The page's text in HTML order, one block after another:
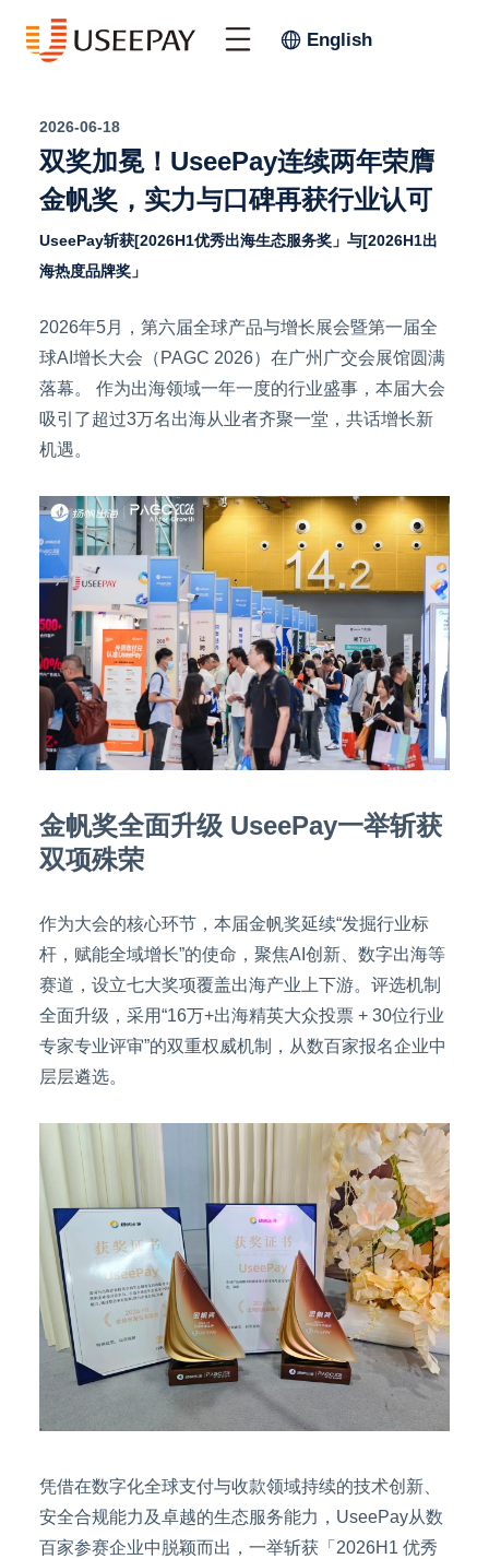
English
2026-06-18
双奖加冕！UseePay连续两年荣膺
金帆奖，实力与口碑再获行业认可
UseePay斩获[2026H1优秀出海生态服务奖」与[2026H1出
海热度品牌奖」
2026年5月，第六届全球产品与增长展会暨第一届全
球AI增长大会（PAGC 2026）在广州广交会展馆圆满
落幕。 作为出海领域一年一度的行业盛事，本届大会
吸引了超过3万名出海从业者齐聚一堂，共话增长新
机遇。
金帆奖全面升级 UseePay一举斩获
双项殊荣
作为大会的核心环节，本届金帆奖延续“发掘行业标
杆，赋能全域增长”的使命，聚焦AI创新、数字出海等
赛道，设立七大奖项覆盖出海产业上下游。评选机制
全面升级，采用“16万+出海精英大众投票 + 30位行业
专家专业评审”的双重权威机制，从数百家报名企业中
层层遴选。
凭借在数字化全球支付与收款领域持续的技术创新、
安全合规能力及卓越的生态服务能力，UseePay从数
百家参赛企业中脱颖而出，一举斩获「2026H1 优秀